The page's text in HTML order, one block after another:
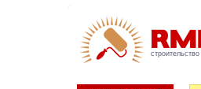
строительство